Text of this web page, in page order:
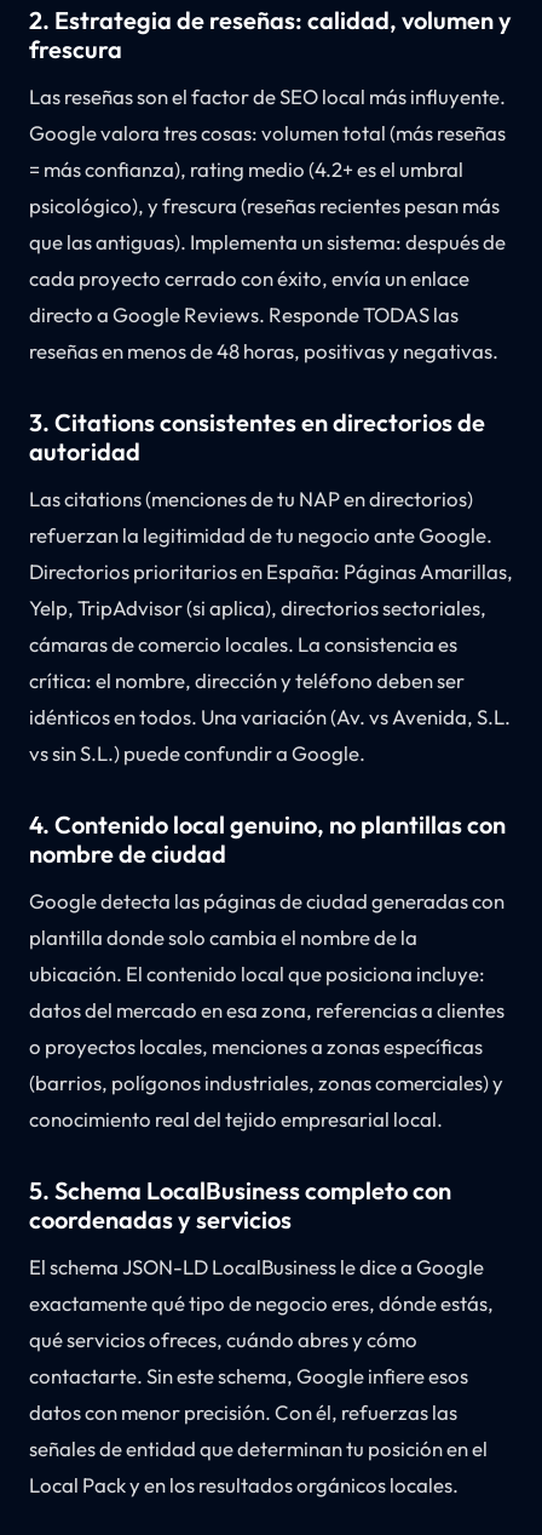
2. Estrategia de reseñas: calidad, volumen y
frescura
Las reseñas son el factor de SEO local más influyente.
Google valora tres cosas: volumen total (más reseñas
= más confianza), rating medio (4.2+ es el umbral
psicológico), y frescura (reseñas recientes pesan más
que las antiguas). Implementa un sistema: después de
cada proyecto cerrado con éxito, envía un enlace
directo a Google Reviews. Responde TODAS las
reseñas en menos de 48 horas, positivas y negativas.
3. Citations consistentes en directorios de
autoridad
Las citations (menciones de tu NAP en directorios)
refuerzan la legitimidad de tu negocio ante Google.
Directorios prioritarios en España: Páginas Amarillas,
Yelp, TripAdvisor (si aplica), directorios sectoriales,
cámaras de comercio locales. La consistencia es
crítica: el nombre, dirección y teléfono deben ser
idénticos en todos. Una variación (Av. vs Avenida, S.L.
vs sin S.L.) puede confundir a Google.
4. Contenido local genuino, no plantillas con
nombre de ciudad
Google detecta las páginas de ciudad generadas con
plantilla donde solo cambia el nombre de la
ubicación. El contenido local que posiciona incluye:
datos del mercado en esa zona, referencias a clientes
o proyectos locales, menciones a zonas específicas
(barrios, polígonos industriales, zonas comerciales) y
conocimiento real del tejido empresarial local.
5. Schema LocalBusiness completo con
coordenadas y servicios
El schema JSON-LD LocalBusiness le dice a Google
exactamente qué tipo de negocio eres, dónde estás,
qué servicios ofreces, cuándo abres y cómo
contactarte. Sin este schema, Google infiere esos
datos con menor precisión. Con él, refuerzas las
señales de entidad que determinan tu posición en el
Local Pack y en los resultados orgánicos locales.